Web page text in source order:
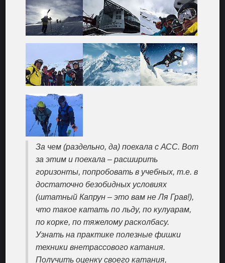
За чем (раздельно, да) поехала с АСС. Вот
за этим и поехала – расширить
горизонты, попробовать в учебных, т.е. в
достаточно безобидных условиях
(штатный Капрун – это вам не Ля Грав!),
что такое катать по льду, по кулуарам,
по корке, по тяжелому расколбасу.
Узнать на практике полезные фишки
техники внетрассового катания.
Получить оценку своего катания,